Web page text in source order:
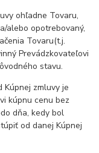
ohľadne Tovaru,
alebo opotrebovaný,
Tovaru(t.j.
Prevádzkovateľovi
stavu.
zmluvy je
kúpnu cenu bez
dňa, kedy bol
od danej Kúpnej